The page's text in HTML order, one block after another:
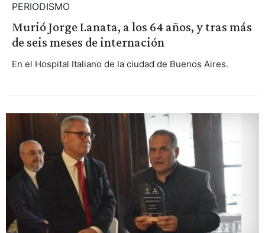
PERIODISMO
Murió Jorge Lanata, a los 64 años, y tras más
de seis meses de internación
En el Hospital Italiano de la ciudad de Buenos Aires.